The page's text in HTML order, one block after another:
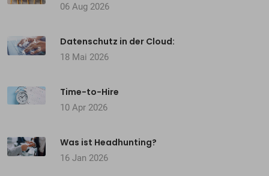
06 Aug 2026
Datenschutz in der Cloud:
18 Mai 2026
Time-to-Hire
10 Apr 2026
Was ist Headhunting?
16 Jan 2026